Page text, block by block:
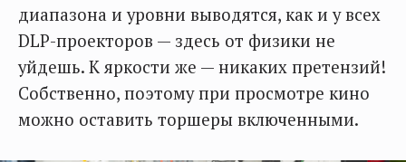
диапазона и уровни выводятся, как и у всех
DLP-проекторов — здесь от физики не
уйдешь. К яркости же — никаких претензий!
Собственно, поэтому при просмотре кино
можно оставить торшеры включенными.